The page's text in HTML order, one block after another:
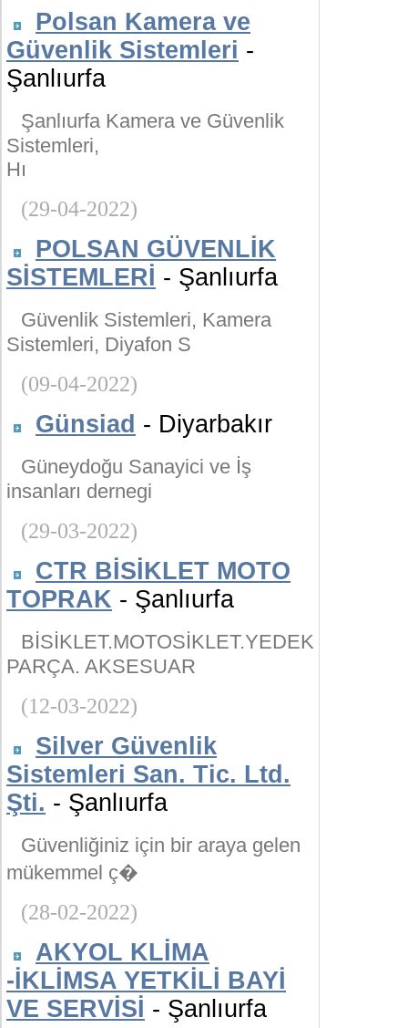
Polsan Kamera ve
Güvenlik Sistemleri -
Şanlıurfa
Şanlıurfa Kamera ve Güvenlik
Sistemleri,
Hı
(29-04-2022)
POLSAN GÜVENLİK
SİSTEMLERİ - Şanlıurfa
Güvenlik Sistemleri, Kamera
Sistemleri, Diyafon S
(09-04-2022)
Günsiad - Diyarbakır
Güneydoğu Sanayici ve İş
insanları dernegi
(29-03-2022)
CTR BİSİKLET MOTO
TOPRAK - Şanlıurfa
BİSİKLET.MOTOSİKLET.YEDEK
PARÇA. AKSESUAR
(12-03-2022)
Silver Güvenlik
Sistemleri San. Tic. Ltd.
Şti. - Şanlıurfa
Güvenliğiniz için bir araya gelen
mükemmel ç�
(28-02-2022)
AKYOL KLİMA
-İKLİMSA YETKİLİ BAYİ
VE SERVİSİ - Şanlıurfa